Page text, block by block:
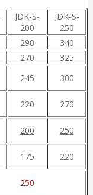
JDK-S-
200
JDK-S-
250
290
340
270
325
245
300
220
270
200
250
175
220
250